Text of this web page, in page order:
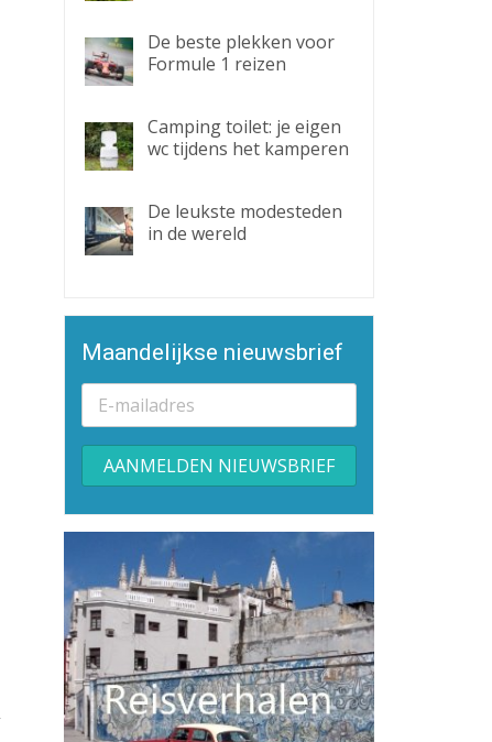
De beste plekken voor
Formule 1 reizen
Camping toilet: je eigen
wc tijdens het kamperen
De leukste modesteden
in de wereld
Maandelijkse nieuwsbrief
Alternative: